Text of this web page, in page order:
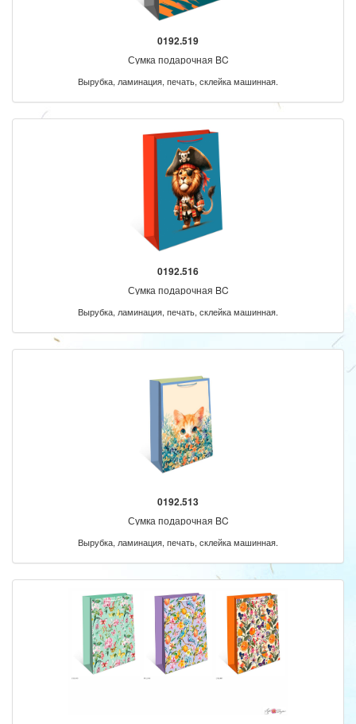
0192.519
Сумка подарочная BC
Вырубка, ламинация, печать, склейка машинная.
0192.516
Сумка подарочная BC
Вырубка, ламинация, печать, склейка машинная.
0192.513
Сумка подарочная BC
Вырубка, ламинация, печать, склейка машинная.